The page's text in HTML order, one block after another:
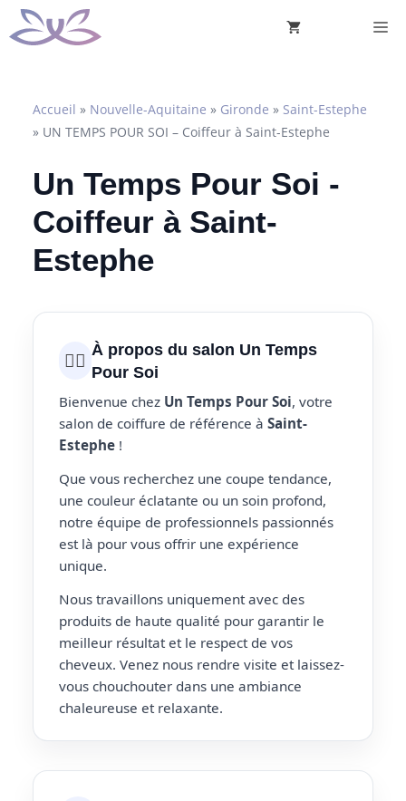
Aller
au
Accueil » Nouvelle-Aquitaine » Gironde » Saint-Estephe
» UN TEMPS POUR SOI – Coiffeur à Saint-Estephe
Un Temps Pour Soi -
Coiffeur à Saint-
Estephe
💇‍♀️ À propos du salon Un Temps
Pour Soi
Bienvenue chez Un Temps Pour Soi, votre
salon de coiffure de référence à Saint-
Estephe !
Que vous recherchez une coupe tendance,
une couleur éclatante ou un soin profond,
notre équipe de professionnels passionnés
est là pour vous offrir une expérience
unique.
Nous travaillons uniquement avec des
produits de haute qualité pour garantir le
meilleur résultat et le respect de vos
cheveux. Venez nous rendre visite et laissez-
vous chouchouter dans une ambiance
chaleureuse et relaxante.